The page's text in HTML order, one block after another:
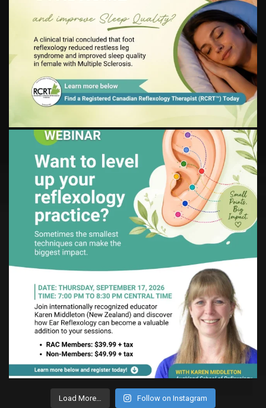
Load More… Follow on Instagram